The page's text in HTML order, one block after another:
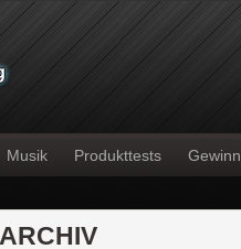
Musik Produkttests